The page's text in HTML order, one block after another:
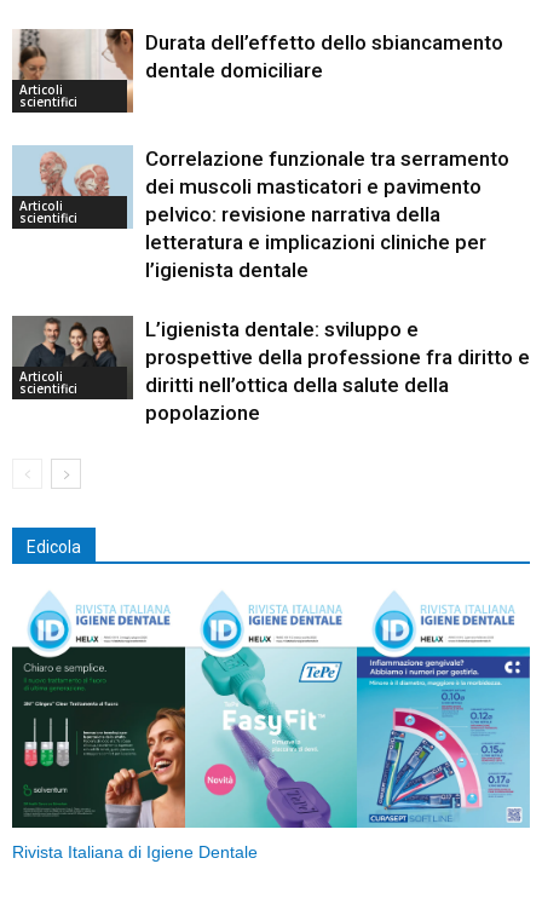
Articoli
scientifici
Durata dell’effetto dello sbiancamento
dentale domiciliare
Articoli
scientifici
Correlazione funzionale tra serramento
dei muscoli masticatori e pavimento
pelvico: revisione narrativa della
letteratura e implicazioni cliniche per
l’igienista dentale
Articoli
scientifici
L’igienista dentale: sviluppo e
prospettive della professione fra diritto e
diritti nell’ottica della salute della
popolazione
Edicola
Rivista Italiana di Igiene Dentale